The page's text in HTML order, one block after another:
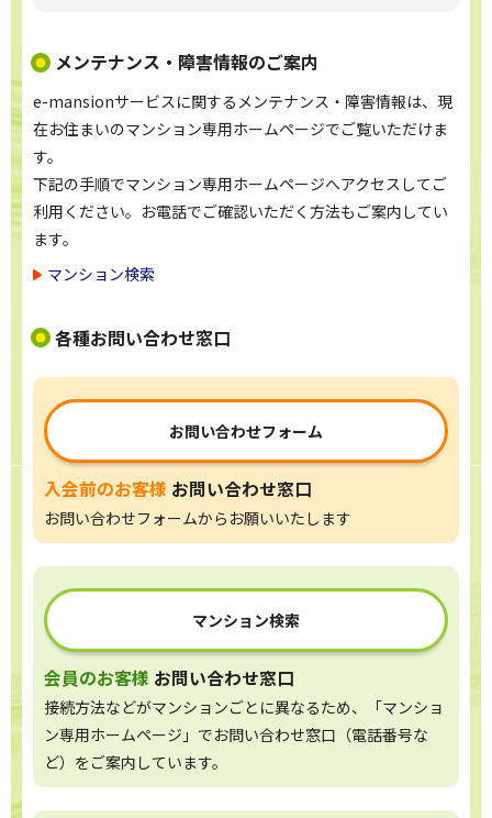
メンテナンス・障害情報のご案内
e-mansionサービスに関するメンテナンス・障害情報は、現
在お住まいのマンション専用ホームページでご覧いただけま
す。
下記の手順でマンション専用ホームページへアクセスしてご
利用ください。お電話でご確認いただく方法もご案内してい
ます。
マンション検索
各種お問い合わせ窓口
お問い合わせフォーム
入会前のお客様 お問い合わせ窓口
お問い合わせフォームからお願いいたします
マンション検索
会員のお客様 お問い合わせ窓口
接続方法などがマンションごとに異なるため、「マンショ
ン専用ホームページ」でお問い合わせ窓口（電話番号な
ど）をご案内しています。